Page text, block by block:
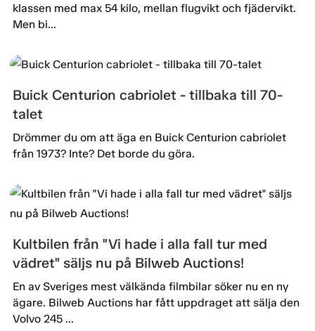
klassen med max 54 kilo, mellan flugvikt och fjädervikt.
Men bi...
Buick Centurion cabriolet - tillbaka till 70-
talet
Drömmer du om att äga en Buick Centurion cabriolet
från 1973? Inte? Det borde du göra.
Kultbilen från "Vi hade i alla fall tur med
vädret" säljs nu på Bilweb Auctions!
En av Sveriges mest välkända filmbilar söker nu en ny
ägare. Bilweb Auctions har fått uppdraget att sälja den
Volvo 245 ...